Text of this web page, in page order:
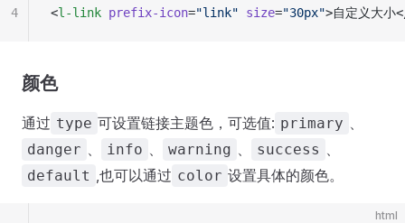
<l-link prefix-icon="link" size="30px">自定义大小
4
颜色
通过 type 可设置链接主题色，可选值: primary 、
danger 、 info 、 warning 、 success 、
default ,也可以通过 color 设置具体的颜色。
html